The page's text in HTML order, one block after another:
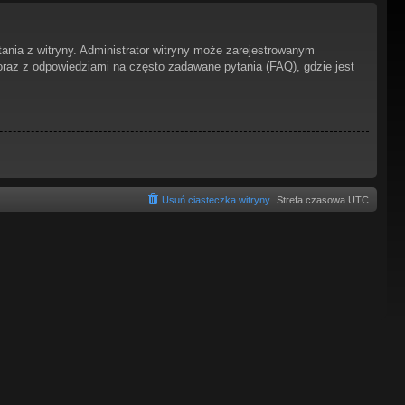
z witryny. Administrator witryny może zarejestrowanym
z odpowiedziami na często zadawane pytania (FAQ), gdzie jest
Strefa czasowa UTC
Usuń ciasteczka witryny